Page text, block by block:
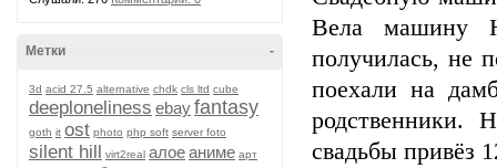
-
Метки
3d acid 27.5 alternative chdk cls ltd cube
deeploneliness ebayfantasy
goth it ost photo php soft server foto
silent hill virt2real алоеаниме арт
Вела машину
получилась, не
поехали на
родственники.
свадьбы привёз